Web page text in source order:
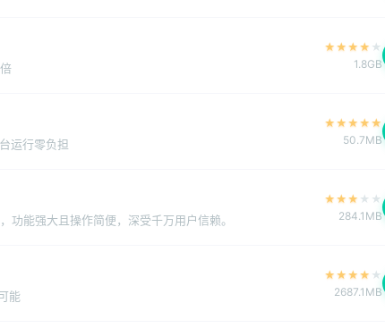
★ ★ ★ ★ ★
1.8GB
运行零负担
★ ★ ★ ★ ★
50.7MB
功能强大且操作简便，深受千万用户信赖。
★ ★ ★ ★ ★
284.1MB
能
★ ★ ★ ★ ★
2687.1MB